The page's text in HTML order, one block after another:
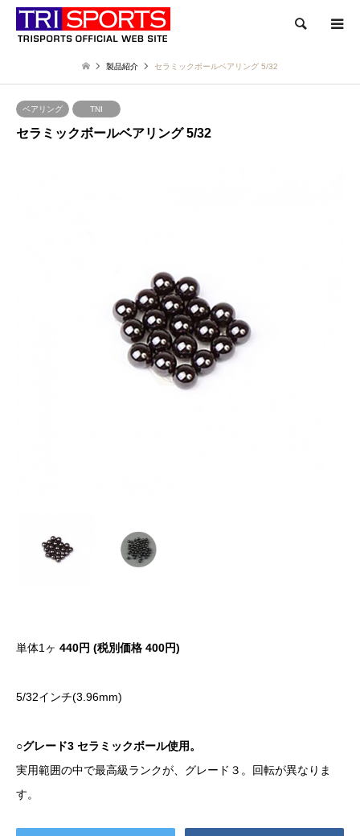
検索
製品紹介 セラミックボールベアリング 5/32
ベアリング TNI
セラミックボールベアリング 5/32
単体1ヶ 440円 (税別価格 400円)
5/32インチ(3.96mm)
○グレード3 セラミックボール使用。
実用範囲の中で最高級ランクが、グレード３。回転が異なりま
す。